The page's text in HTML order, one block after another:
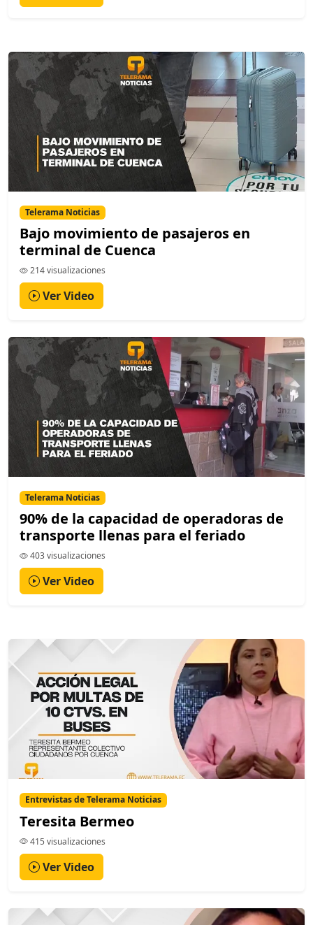
Telerama Noticias
Bajo movimiento de pasajeros en
terminal de Cuenca
214 visualizaciones
Ver Video
Telerama Noticias
90% de la capacidad de operadoras de
transporte llenas para el feriado
403 visualizaciones
Ver Video
Entrevistas de Telerama Noticias
Teresita Bermeo
415 visualizaciones
Ver Video